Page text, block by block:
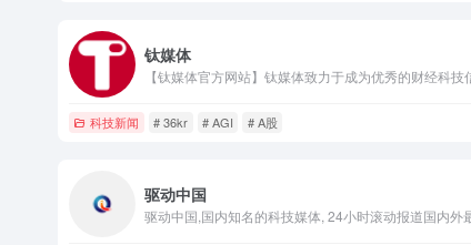
钛媒体
科技新闻 # 36kr # AGI # A股
驱动中国